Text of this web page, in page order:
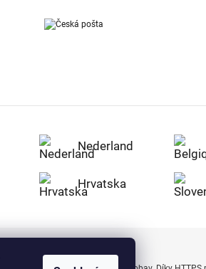
Nederland
Hrvatska